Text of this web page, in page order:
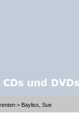
> Bayliss, Sue